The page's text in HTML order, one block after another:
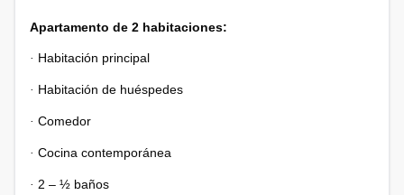
Apartamento de 2 habitaciones:
· Habitación principal
· Habitación de huéspedes
· Comedor
· Cocina contemporánea
· 2 – ½ baños